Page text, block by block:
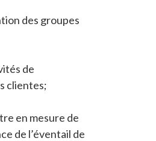
des groupes
de
clientes;
en mesure de
de l’éventail de